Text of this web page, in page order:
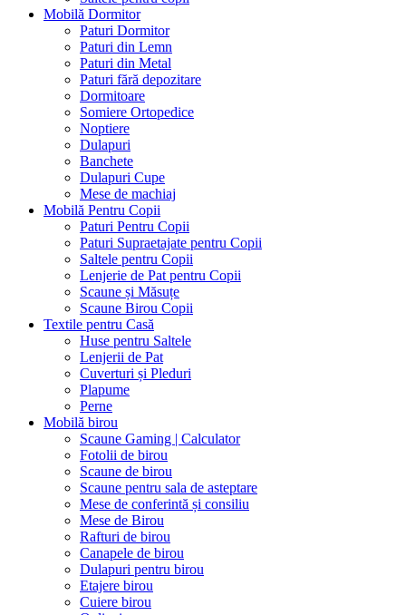
Mobilă Dormitor
Paturi Dormitor
Paturi din Lemn
Paturi din Metal
Paturi fără depozitare
Dormitoare
Somiere Ortopedice
Noptiere
Dulapuri
Banchete
Dulapuri Cupe
Mese de machiaj
Mobilă Pentru Copii
Paturi Pentru Copii
Paturi Supraetajate pentru Copii
Saltele pentru Copii
Lenjerie de Pat pentru Copii
Scaune și Măsuțe
Scaune Birou Copii
Textile pentru Casă
Huse pentru Saltele
Lenjerii de Pat
Cuverturi și Pleduri
Plapume
Perne
Mobilă birou
Scaune Gaming | Calculator
Fotolii de birou
Scaune de birou
Scaune pentru sala de asteptare
Mese de conferintă și consiliu
Mese de Birou
Rafturi de birou
Canapele de birou
Dulapuri pentru birou
Etajere birou
Cuiere birou